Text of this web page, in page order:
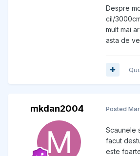
Despre
cil/
mult mai
asta de
mkdan2004 Posted
Scaunele
facut
este